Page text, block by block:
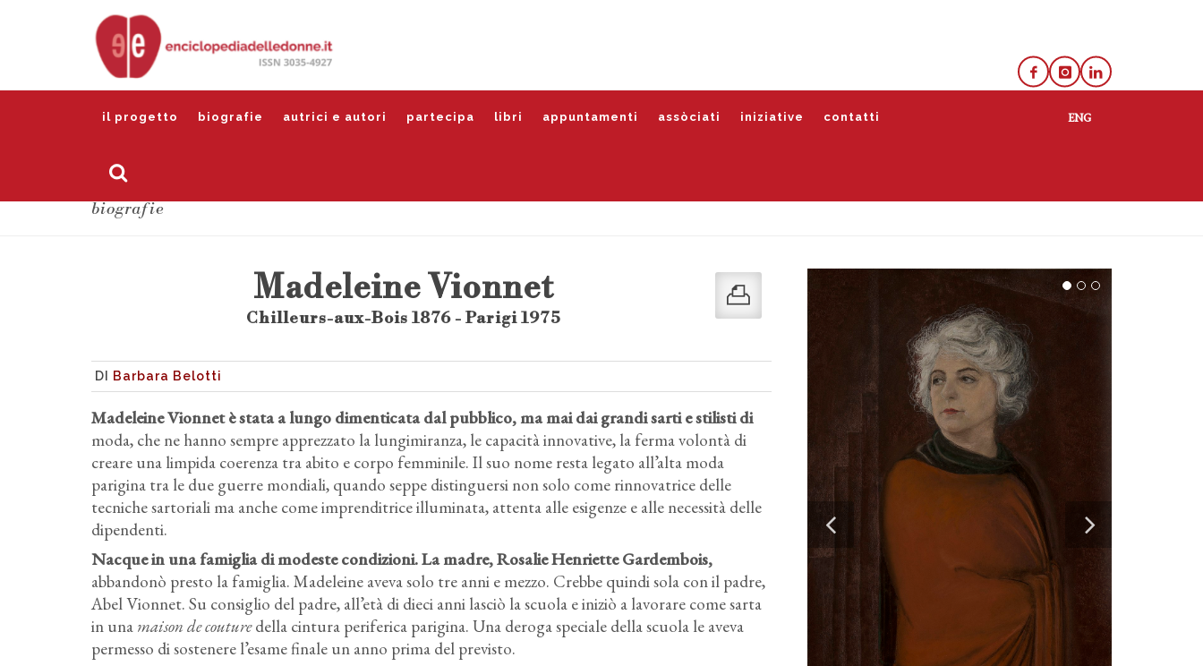
il progetto biografie autrici e autori partecipa libri appuntamenti assòciati iniziative contatti
biografie
Madeleine Vionnet
Chilleurs-aux-Bois 1876 - Parigi 1975
DI Barbara Belotti
Madeleine Vionnet è stata a lungo dimenticata dal pubblico, ma mai dai grandi sarti e stilisti di
moda, che ne hanno sempre apprezzato la lungimiranza, le capacità innovative, la ferma volontà di
creare una limpida coerenza tra abito e corpo femminile. Il suo nome resta legato all’alta moda
parigina tra le due guerre mondiali, quando seppe distinguersi non solo come rinnovatrice delle
tecniche sartoriali ma anche come imprenditrice illuminata, attenta alle esigenze e alle necessità delle
dipendenti.
Nacque in una famiglia di modeste condizioni. La madre, Rosalie Henriette Gardembois,
abbandonò presto la famiglia. Madeleine aveva solo tre anni e mezzo. Crebbe quindi sola con il padre,
Abel Vionnet. Su consiglio del padre, all’età di dieci anni lasciò la scuola e iniziò a lavorare come sarta
in una maison de couturedella cintura periferica parigina. Una deroga speciale della scuola le aveva
permesso di sostenere l’esame finale un anno prima del previsto.